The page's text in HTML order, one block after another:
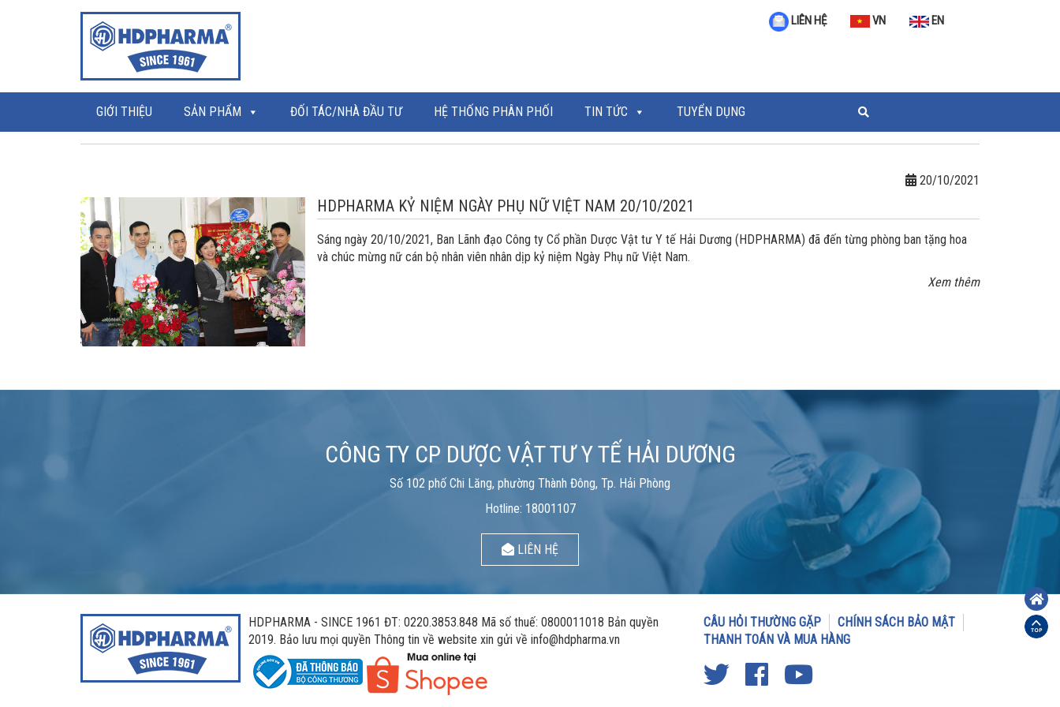
LIÊN HỆ VN EN
GIỚI THIỆU SẢN PHẨM ĐỐI TÁC/NHÀ ĐẦU TƯ HỆ THỐNG PHÂN PHỐI TIN TỨC TUYỂN DỤNG
20/10/2021
HDPHARMA KỶ NIỆM NGÀY PHỤ NỮ VIỆT NAM 20/10/2021
Sáng ngày 20/10/2021, Ban Lãnh đạo Công ty Cổ phần Dược Vật tư Y tế Hải Dương (HDPHARMA) đã đến từng phòng ban tặng hoa
và chúc mừng nữ cán bộ nhân viên nhân dịp kỷ niệm Ngày Phụ nữ Việt Nam.
Xem thêm
CÔNG TY CP DƯỢC VẬT TƯ Y TẾ HẢI DƯƠNG
Số 102 phố Chi Lăng, phường Thành Đông, Tp. Hải Phòng
Hotline: 18001107
LIÊN HỆ
HDPHARMA - SINCE 1961 ĐT: 0220.3853.848 Mã số thuế: 0800011018 Bản quyền
2019. Bảo lưu mọi quyền Thông tin về website xin gửi về info@hdpharma.vn
CÂU HỎI THƯỜNG GẶP
CHÍNH SÁCH BẢO MẬT
THANH TOÁN VÀ MUA HÀNG